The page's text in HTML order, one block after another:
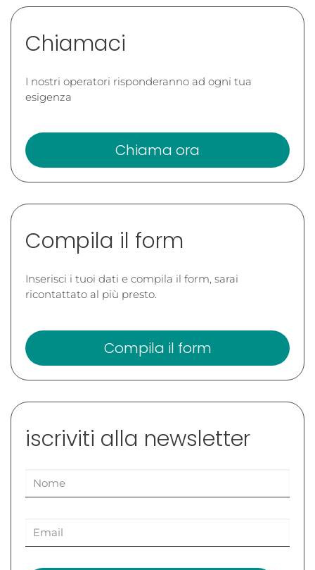
Chiamaci
I nostri operatori risponderanno ad ogni tua
esigenza
Chiama ora
Compila il form
Inserisci i tuoi dati e compila il form, sarai
ricontattato al più presto.
Compila il form
iscriviti alla newsletter